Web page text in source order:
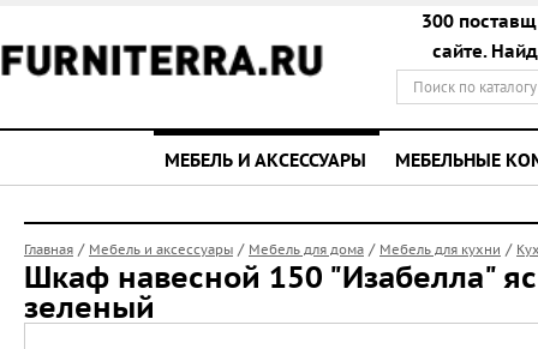
300
сайте.
МЕБЕЛЬ И АКСЕССУАРЫ МЕБЕЛЬНЫЕ
Главная / Мебель и аксессуары / Мебель для дома / Мебель для кухни /
Шкаф навесной 150 "Изабелла"
зеленый